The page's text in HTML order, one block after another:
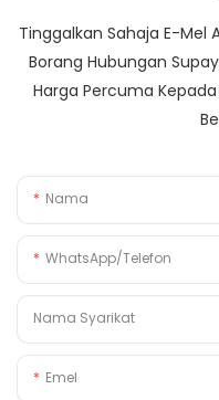
Tinggalkan Sahaja E-Mel
Borang Hubungan
Harga Percuma
Nama
WhatsApp/Telefon
Nama Syarikat
Emel